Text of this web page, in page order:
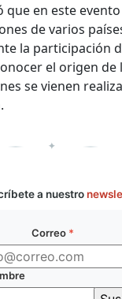
que en este
de varios
la participación
el origen de
se vienen
✦
a nuestro
Correo *